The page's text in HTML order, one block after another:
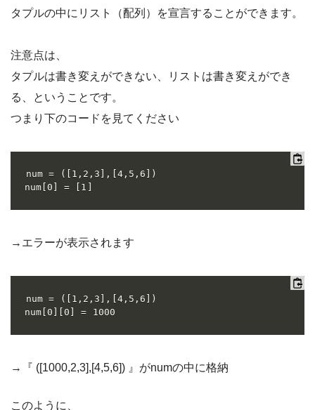
タプルの中にリスト（配列）を宣言することができます。
注意点は、
タプルは書き変えができない、リストは書き変えができ
る、ということです。
つまり下のコードを見てください
num = ([1,2,3],[4,5,6])
num[0] = [1]
→エラーが表示されます
num = ([1,2,3],[4,5,6])
num[0][0] = 1000
→『 ([1000,2,3],[4,5,6]) 』がnumの中に格納
このように、